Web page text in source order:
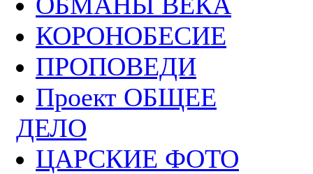
КОРОНОБЕСИЕ
ПРОПОВЕДИ
Проект ОБЩЕЕ
ДЕЛО
ЦАРСКИЕ ФОТО